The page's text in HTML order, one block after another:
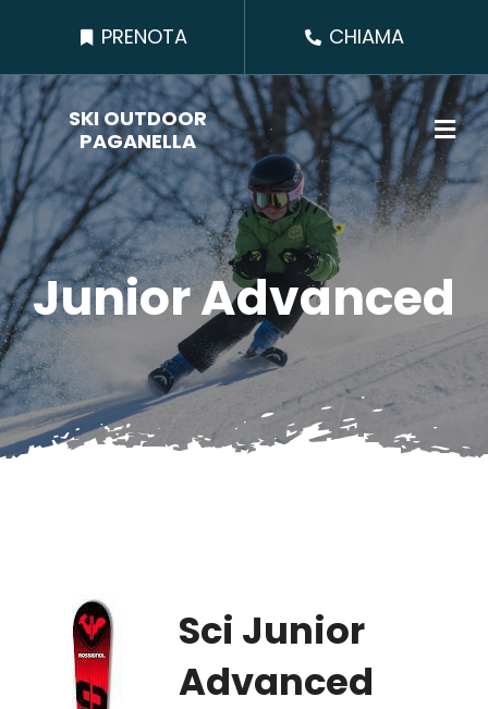
contenuto
PRENOTA CHIAMA
PRENOTA CHIAMA
SKI OUTDOOR
PAGANELLA
Junior Advanced
Sci Junior
Advanced